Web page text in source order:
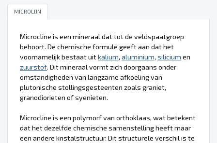
MICROLIJN
Microcline is een mineraal dat tot de veldspaatgroep
behoort. De chemische formule geeft aan dat het
voornamelijk bestaat uitkalium, aluminium, silicium en
zuurstof. Dit mineraal vormt zich doorgaans onder
omstandigheden van langzame afkoeling van
plutonische stollingsgesteenten zoals graniet,
granodiorieten of syenieten.
Microcline is een polymorf van orthoklaas, wat betekent
dat het dezelfde chemische samenstelling heeft maar
een andere kristalstructuur. Dit structurele verschil is te